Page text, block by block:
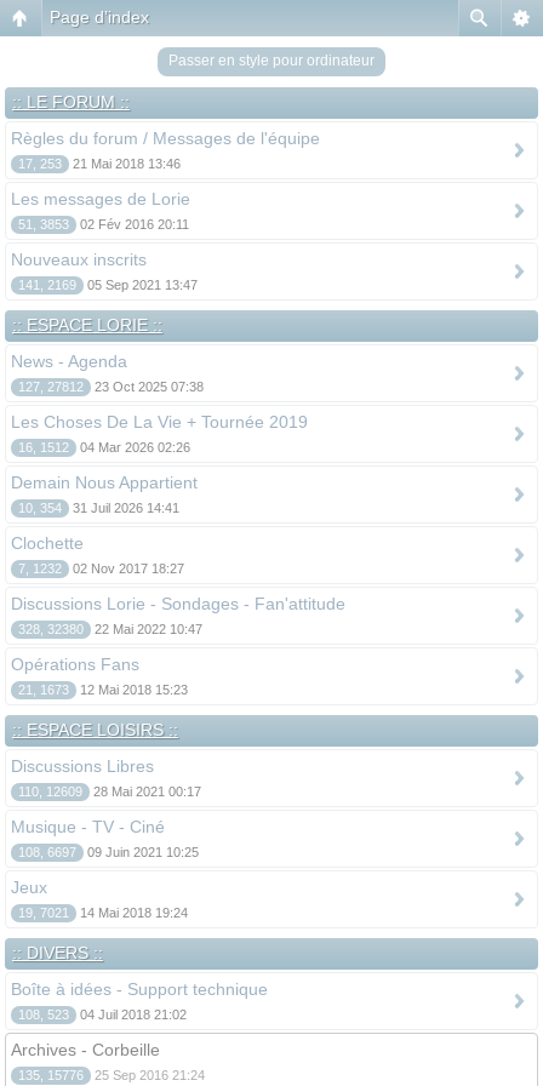
Page d’index
Passer en style pour ordinateur
:: LE FORUM ::
Règles du forum / Messages de l'équipe
17, 253 21 Mai 2018 13:46
Les messages de Lorie
51, 3853 02 Fév 2016 20:11
Nouveaux inscrits
141, 2169 05 Sep 2021 13:47
:: ESPACE LORIE ::
News - Agenda
127, 27812 23 Oct 2025 07:38
Les Choses De La Vie + Tournée 2019
16, 1512 04 Mar 2026 02:26
Demain Nous Appartient
10, 354 31 Juil 2026 14:41
Clochette
7, 1232 02 Nov 2017 18:27
Discussions Lorie - Sondages - Fan'attitude
328, 32380 22 Mai 2022 10:47
Opérations Fans
21, 1673 12 Mai 2018 15:23
:: ESPACE LOISIRS ::
Discussions Libres
110, 12609 28 Mai 2021 00:17
Musique - TV - Ciné
108, 6697 09 Juin 2021 10:25
Jeux
19, 7021 14 Mai 2018 19:24
:: DIVERS ::
Boîte à idées - Support technique
108, 523 04 Juil 2018 21:02
Archives - Corbeille
135, 15776 25 Sep 2016 21:24